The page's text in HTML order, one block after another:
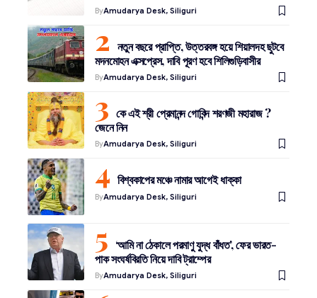
ByAmudarya Desk, Siliguri
নতুন বছরে প্রাপ্তি, উত্তরবঙ্গ হয়ে শিয়ালদহ ছুটবে
মদনমোহন এক্সপ্রেস, দাবি পূরণ হবে শিলিগুড়িবাসীর
ByAmudarya Desk, Siliguri
কে এই শ্রী প্রেমানন্দ গোবিন্দ শরণজী মহারাজ ?
জেনে নিন
ByAmudarya Desk, Siliguri
বিশ্বকাপের মঞ্চে নামার আগেই ধাক্কা
ByAmudarya Desk, Siliguri
‘আমি না ঠেকালে পরমাণু যুদ্ধ বাঁধত’, ফের ভারত-
পাক সংঘর্ষবিরতি নিয়ে দাবি ট্রাম্পের
ByAmudarya Desk, Siliguri